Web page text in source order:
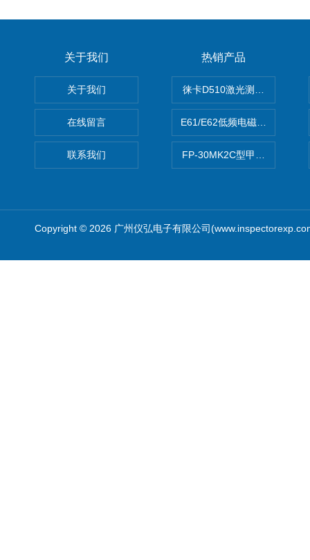
关于我们
关于我们
在线留言
联系我们
热销产品
徕卡D510激光测距仪
E61/E62低频电磁场强度分析
FP-30MK2C型甲醛检测仪
Copyright © 2026 广州仪弘电子有限公司